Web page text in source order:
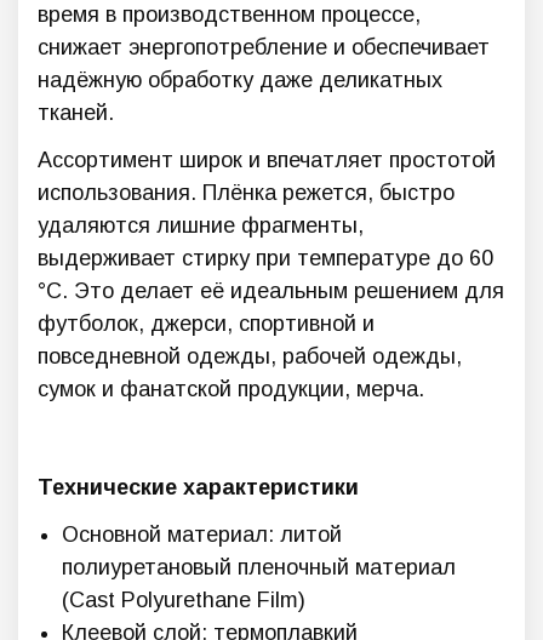
время в производственном процессе,
снижает энергопотребление и обеспечивает
надёжную обработку даже деликатных
тканей.
Ассортимент широк и впечатляет простотой
использования. Плёнка режется, быстро
удаляются лишние фрагменты,
выдерживает стирку при температуре до 60
°C. Это делает её идеальным решением для
футболок, джерси, спортивной и
повседневной одежды, рабочей одежды,
сумок и фанатской продукции, мерча.
Технические характеристики
Основной материал: литой
полиуретановый пленочный материал
(Cast Polyurethane Film)
Клеевой слой: термоплавкий